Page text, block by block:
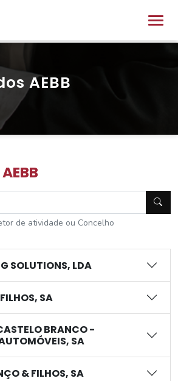
AEBB
de atividade ou Concelho
SOLUTIONS, LDA
SA
BRANCO -
SA
& FILHOS, SA